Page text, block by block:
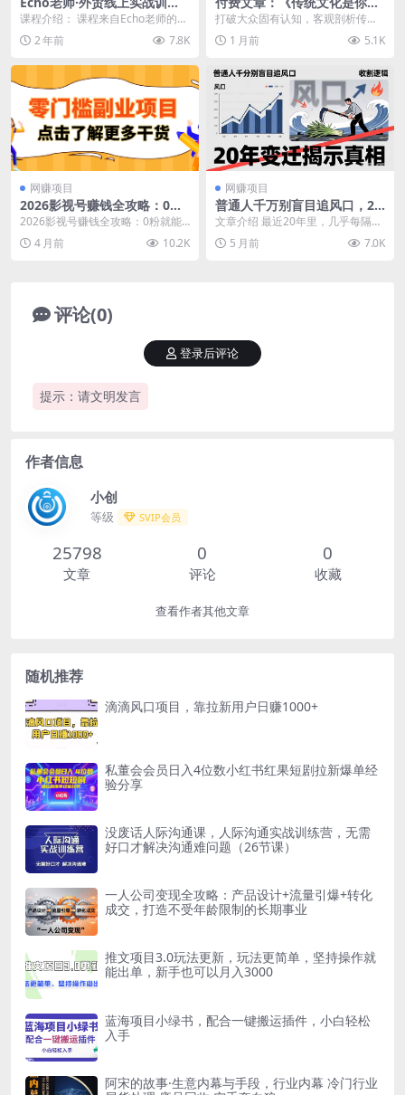
营
课程介绍： 课程来自Echo老师的外
贸线上实战训练营。拆解外贸的底
层逻辑，打破你...
2 年前 7.8K
钱路上的最大障碍》拆解文化
束缚弊端，打破中庸思维
打破大众固有认知，客观剖析传统
文化思维对自媒体线上变现、IP 打
造造成的阻碍，从...
1 月前 5.1K
网赚项目
2026影视号赚钱全攻略：0粉
就能变现，轻松月入过万的秘
诀都在这~
2026影视号赚钱全攻略：0粉就能
变现，轻松月入过万的秘诀都在这~
平时刷抖音的...
4 月前 10.2K
网赚项目
普通人千万别盲目追风口，20
年变迁揭示真相，看懂收割逻
辑才能避免成为接盘侠
文章介绍 最近20年里，几乎每隔两
三年都会有一个新的风口。 比如：
网游，电商，微...
5 月前 7.0K
评论(0)
提示：请文明发言
登录后评论
作者信息
小创
等级 SVIP会员
25798
文章
0
评论
0
收藏
查看作者其他文章
随机推荐
滴滴风口项目，靠拉新用户日赚1000+
私董会会员日入4位数小红书红果短剧拉新爆单经
验分享
没废话人际沟通课，人际沟通实战训练营，无需
好口才解决沟通难问题（26节课）
一人公司变现全攻略：产品设计+流量引爆+转化
成交，打造不受年龄限制的长期事业
推文项目3.0玩法更新，玩法更简单，坚持操作就
能出单，新手也可以月入3000
蓝海项目小绿书，配合一键搬运插件，小白轻松
入手
阿宋的故事·生意内幕与手段，行业内幕 冷门行业